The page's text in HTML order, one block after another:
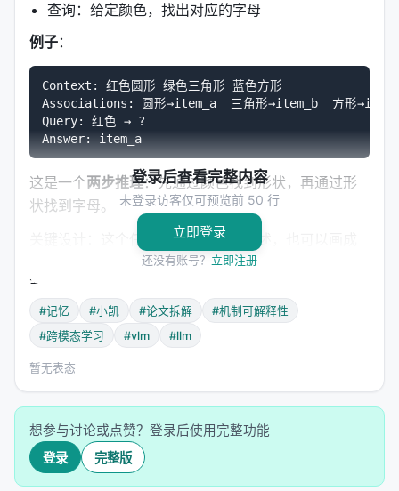
查询：给定颜色，找出对应的字母
例子：
Context: 红色圆形 绿色三角形 蓝色方形
Associations: 圆形→item_a  三角形→item_b  方形
Query: 红色 → ?
这是一个两步推理：先通过颜色找到形状，再通过形
状找到字母。
关键设计：这个任务可以用纯文本
描述，也可以画成
（把彩色形状直接渲染成图像）。同一个逻辑，
两种模态表达。
训练只在短上下文进行（最多8个对象），测试时扩展
到更长的序列（OOD = Out-of-Distribution）。
---
实验结果非常干净：
登录后查看完整内容
未登录访客仅可预览前 50 行
立即登录
还没有账号？ 立即注册
#记忆 #小凯 #论文拆解
#机制可解释性
#跨模态学习
#vlm #llm
暂无表态
想参与讨论或点赞？登录后使用完整功能
登录 完整版